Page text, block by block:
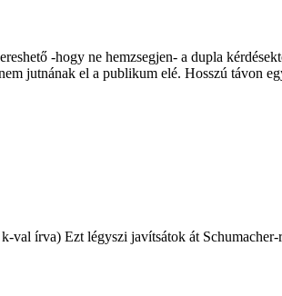
-hogy ne hemzsegjen- a dupla
jutnának el a publikum elé. Hosszú távon
írva) Ezt légyszi javítsátok át